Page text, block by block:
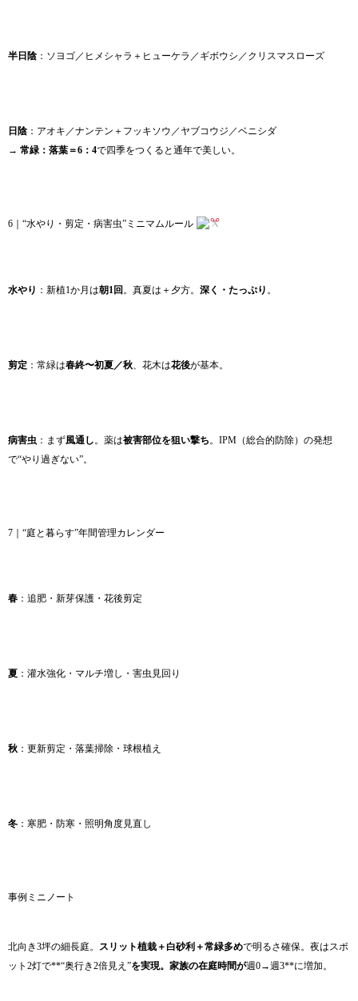
半日陰 ：ソヨゴ／ヒメシャラ＋ヒューケラ／ギボウシ／クリスマスローズ
日陰 ：アオキ／ナンテン＋フッキソウ／ヤブコウジ／ベニシダ
→ 常緑：落葉＝6：4で四季をつくると通年で美しい。
6｜“水やり・剪定・病害虫”ミニマムルール
水やり ：新植1か月は朝1回 。真夏は＋夕方。 深く・たっぷり 。
剪定 ：常緑は春終〜初夏／秋、花木は花後が基本。
病害虫 ：まず風通し。薬は被害部位を狙い撃ち。IPM（総合的防除）の発想
で“やり過ぎない”。
7｜“庭と暮らす”年間管理カレンダー
春 ：追肥・新芽保護・花後剪定
夏 ：灌水強化・マルチ増し・害虫見回り
秋 ：更新剪定・落葉掃除・球根植え
冬 ：寒肥・防寒・照明角度見直し
事例ミニノート
北向き3坪の細長庭。 スリット植栽＋白砂利＋常緑多めで明るさ確保。夜はスポ
ット2灯で**“奥行き2倍見え”を実現。家族の在庭時間が週0→週3**に増加。